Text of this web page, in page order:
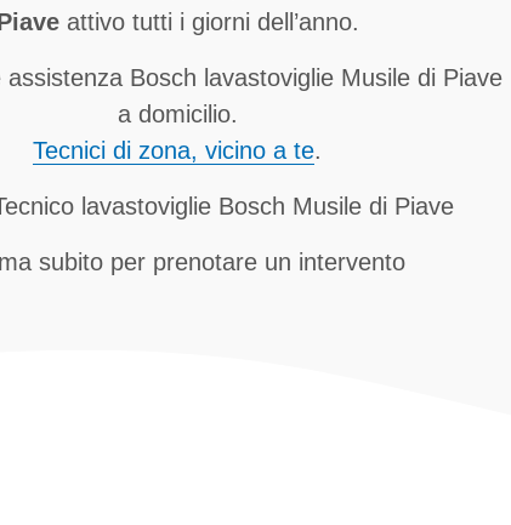
attivo tutti i giorni dell’anno.
assistenza Bosch lavastoviglie Musile di Piave
a domicilio.
Tecnici di zona, vicino a te.
lavastoviglie Bosch Musile di Piave
subito per prenotare un intervento